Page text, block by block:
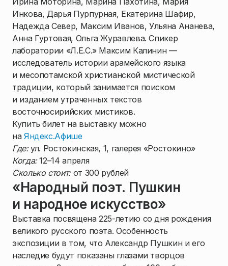
Инкова, Дарья Пурпурная, Екатерина Шафир,
Надежда Север, Максим Иванов, Ульяна Ананева,
Анна Гуртовая, Ольга Журавлева. Спикер
лаборатории «Л.Е.С.» Максим Калинин —
исследователь истории арамейского языка
и месопотамской христианской мистической
традиции, который занимается поиском
и изданием утраченных текстов
восточносирийских мистиков.
Купить билет на выставку можно
на Яндекс.Афише
Где:ул. Ростокинская, 1, галерея «Ростокино»
Когда:12–14 апреля
Сколько стоит:от 300 рублей
«Народный поэт. Пушкин
и народное искусство»
Выставка посвящена 225-летию со дня рождения
великого русского поэта. Особенность
экспозиции в том, что Александр Пушкин и его
наследие будут показаны глазами творцов